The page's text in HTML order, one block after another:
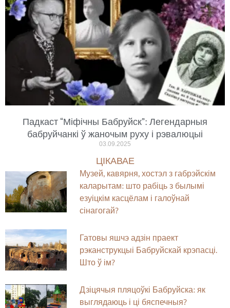
Падкаст “Міфічны Бабруйск”: Легендарныя
бабруйчанкі ў жаночым руху і рэвалюцыі
03.09.2025
ЦІКАВАЕ
Музей, кавярня, хостэл з габрэйскім
каларытам: што рабіць з былымі
езуіцкім касцёлам і галоўнай
сінагогай?
Гатовы яшчэ адзін праект
рэканструкцыі Бабруйскай крэпасці.
Што ў ім?
Дзіцячыя пляцоўкі Бабруйска: як
выглядаюць і ці бяспечныя?